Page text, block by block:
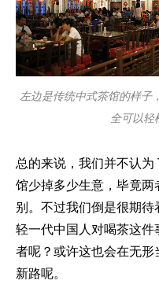
左边是传统中式茶馆的样子
全可以轻
总的来说，我们并不认
馆少掉多少生意，毕竟
别。不过我们倒是很期
轻一代中国人对喝茶这
者呢？或许这也会在无
新路呢。